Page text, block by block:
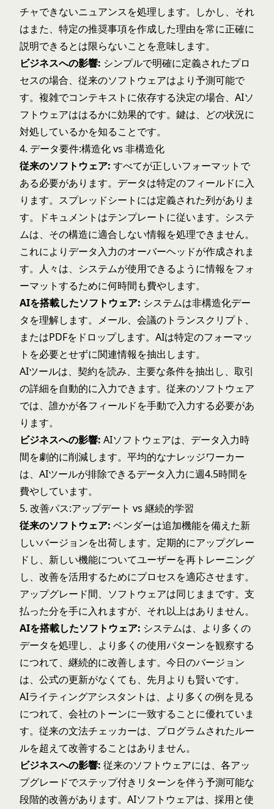
チャできないニュアンスを処理します。しかし、それ
はまた、特定の推奨事項を作成した理由を常に正確に
説明できるとは限らないことを意味します。
ビジネスへの影響: シンプルで明確に定義されたプロ
セスの場合、従来のソフトウェアはより予測可能で
す。複雑でコンテキストに依存する決定の場合、AIソ
フトウェアははるかに効果的です。鍵は、どの状況に
対処しているかを知ることです。
4. データ要件:構造化 vs 非構造化
従来のソフトウェア: すべてが正しいフォーマットで
ある必要があります。データは特定のフィールドに入
ります。スプレッドシートには定義された列がありま
す。ドキュメントはテンプレートに従います。システ
ムは、その構造に適合しない情報を処理できません。
これによりデータ入力のオーバーヘッドが作成されま
す。人々は、システムが使用できるように情報をフォ
ーマットするために何時間も費やします。
AIを搭載したソフトウェア: システムは非構造化デー
タを理解します。メール、会議のトランスクリプト、
またはPDFをドロップします。AIは特定のフォーマッ
トを必要とせずに関連情報を抽出します。
AIツールは、契約を読み、主要な条件を抽出し、取引
の詳細を自動的に入力できます。従来のソフトウェア
では、誰かが各フィールドを手動で入力する必要があ
ります。
ビジネスへの影響: AIソフトウェアは、データ入力時
間を劇的に削減します。平均的なナレッジワーカー
は、AIツールが排除できるデータ入力に週4.5時間を
費やしています。
5. 改善パス:アップデート vs 継続的学習
従来のソフトウェア: ベンダーは追加機能を備えた新
しいバージョンを出荷します。定期的にアップグレー
ドし、新しい機能についてユーザーを再トレーニング
し、改善を活用するためにプロセスを適応させます。
アップグレード間、ソフトウェアは同じままです。支
払った分を手に入れますが、それ以上はありません。
AIを搭載したソフトウェア: システムは、より多くの
データを処理し、より多くの使用パターンを観察する
につれて、継続的に改善します。今日のバージョン
は、公式の更新がなくても、先月よりも賢いです。
AIライティングアシスタントは、より多くの例を見る
につれて、会社のトーンに一致することに優れていま
す。従来の文法チェッカーは、プログラムされたルー
ルを超えて改善することはありません。
ビジネスへの影響: 従来のソフトウェアには、各アッ
プグレードでステップ付きリターンを伴う予測可能な
段階的改善があります。AIソフトウェアは、採用と使